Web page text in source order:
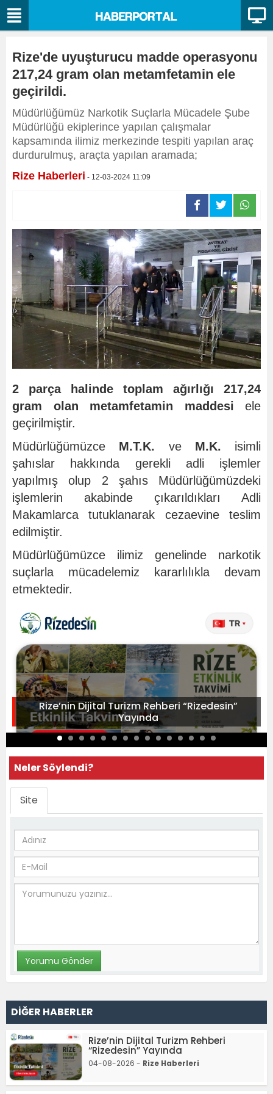
Rize'de uyuşturucu madde operasyonu
217,24 gram olan metamfetamin ele
geçirildi.
Müdürlüğümüz Narkotik Suçlarla Mücadele Şube
Müdürlüğü ekiplerince yapılan çalışmalar
kapsamında ilimiz merkezinde tespiti yapılan araç
durdurulmuş, araçta yapılan aramada;
Rize Haberleri - 12-03-2024 11:09
2 parça halinde toplam ağırlığı 217,24
gram olan metamfetamin maddesi ele
geçirilmiştir.
Müdürlüğümüzce M.T.K. ve M.K. isimli
şahıslar hakkında gerekli adli işlemler
yapılmış olup 2 şahıs Müdürlüğümüzdeki
işlemlerin akabinde çıkarıldıkları Adli
Makamlarca tutuklanarak cezaevine teslim
edilmiştir.
Müdürlüğümüzce ilimiz genelinde narkotik
suçlarla mücadelemiz kararlılıkla devam
etmektedir.
Rize’nin Dijital Turizm Rehberi “Rizedesin”
Yayında
Neler Söylendi?
Site
DİĞER HABERLER
Rize’nin Dijital Turizm Rehberi
“Rizedesin” Yayında
04-08-2026 - Rize Haberleri